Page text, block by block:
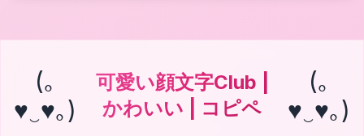
(｡
♥‿♥｡)
可愛い顔文字Club |
かわいい | コピペ
(｡
♥‿♥｡)